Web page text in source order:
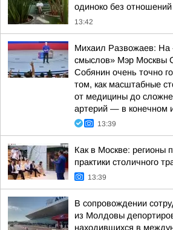
одиноко без отношений
13:42
Михаил Развожаев: На
смыслов» Мэр Москвы
Собянин очень точно
том, как масштабные
от медицины до
артерий — в конечном
13:39
Как в Москве: регионы
практики столичного
13:39
В сопровождении
из Молдовы
находившихся в